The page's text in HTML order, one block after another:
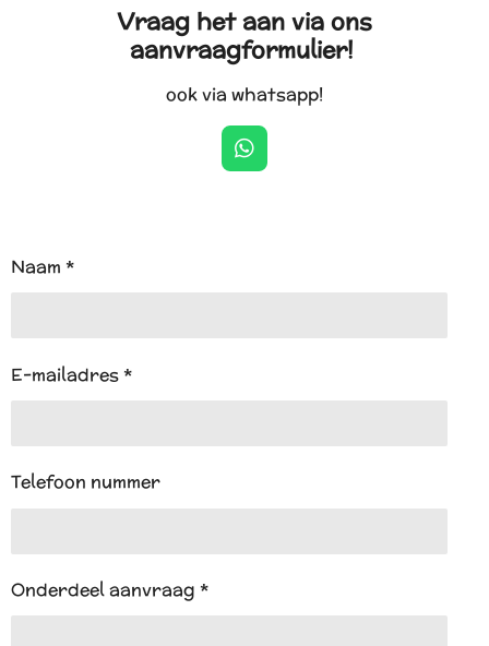
Vraag het aan via ons
aanvraagformulier!
ook via whatsapp!
W
h
Naam *
E-mailadres *
Telefoon nummer
Onderdeel aanvraag *